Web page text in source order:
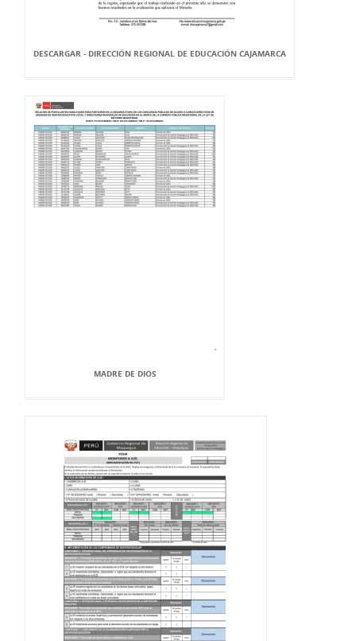
DESCARGAR - DIRECCIÓN REGIONAL DE EDUCACIÓN CAJAMARCA
MADRE DE DIOS